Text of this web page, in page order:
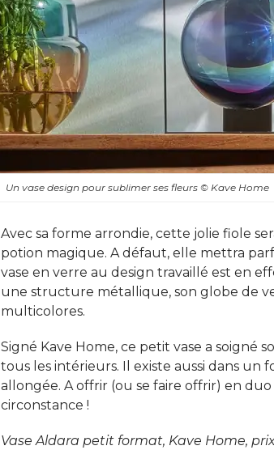
Un vase design pour sublimer ses fleurs© Kave Home
Avec sa forme arrondie, cette jolie fiole
potion magique. A défaut, elle mettra
vase en verre au design travaillé est en
une structure métallique, son globe de
multicolores.
Signé Kave Home, ce petit vase a soigné
tous les intérieurs. Il existe aussi dans un
allongée. A offrir (ou se faire offrir) en
circonstance !
Vase Aldara petit format, Kave Home,